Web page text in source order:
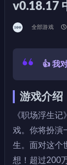
v0.18.17
全部游戏
👍 我
游戏介绍
《职场浮生
戏。你将扮演
生。面对这个
想！超过200